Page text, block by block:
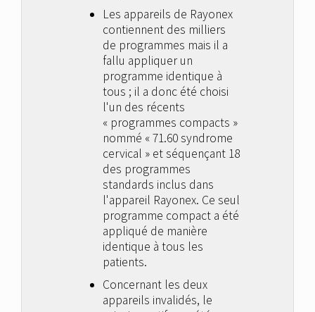
Les appareils de Rayonex
contiennent des milliers
de programmes mais il a
fallu appliquer un
programme identique à
tous ; il a donc été choisi
l'un des récents
« programmes compacts »
nommé « 71.60 syndrome
cervical » et séquençant 18
des programmes
standards inclus dans
l'appareil Rayonex. Ce seul
programme compact a été
appliqué de manière
identique à tous les
patients.
Concernant les deux
appareils invalidés, le